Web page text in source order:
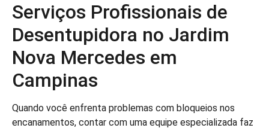
Serviços Profissionais de
Desentupidora no Jardim
Nova Mercedes em
Campinas
Quando você enfrenta problemas com bloqueios nos
encanamentos, contar com uma equipe especializada faz